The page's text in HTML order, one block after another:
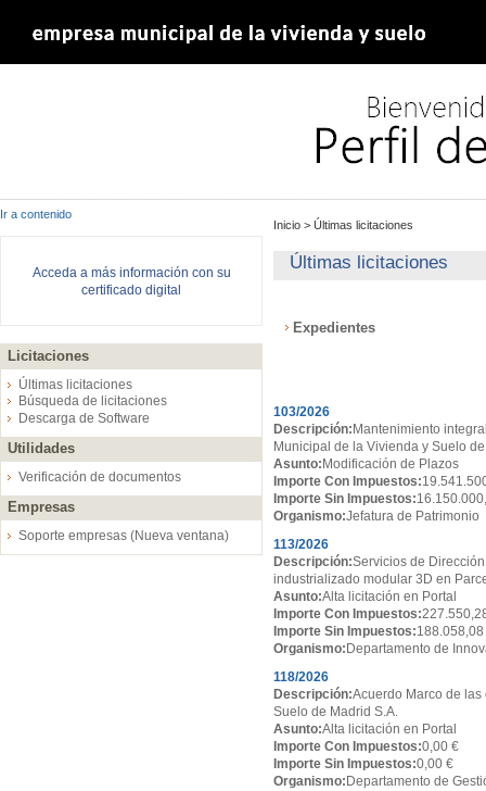
Ir a contenido
Acceda a más información con su
certificado digital
Licitaciones
Últimas licitaciones
Búsqueda de licitaciones
Descarga de Software
Utilidades
Verificación de documentos
Empresas
Soporte empresas (Nueva ventana)
Inicio > Últimas licitaciones
Últimas licitaciones
Expedientes
103/2026
Descripción: Mantenimiento
Municipal de la Vivienda y Suelo
Asunto: Modificación de Plazos
Importe Con Impuestos:
Importe Sin Impuestos:
Organismo:Jefatura de Patrimonio
113/2026
Descripción:Servicios de
industrializado modular 3D en
Asunto:Alta licitación en Portal
Importe Con Impuestos:
Importe Sin Impuestos:188.058,08
Organismo: Departamento de
118/2026
Descripción:Acuerdo Marco de
Suelo de Madrid S.A.
Asunto:Alta licitación en Portal
Importe Con Impuestos:0,00 €
Importe Sin Impuestos:0,00 €
Organismo: Departamento de